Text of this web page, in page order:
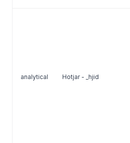
analytical Hotjar - _hjid